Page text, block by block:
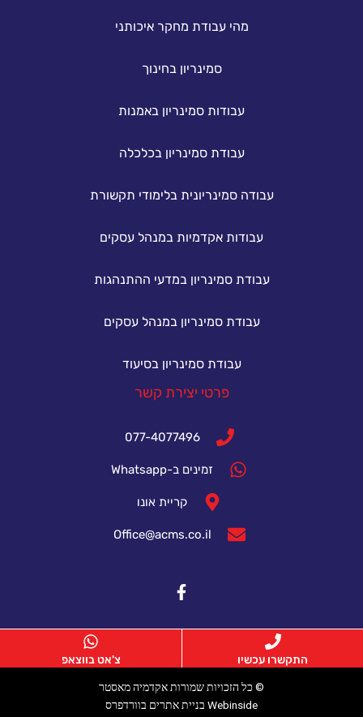
מהי עבודת מחקר איכותני
סמינריון בחינוך
עבודות סמינריון באמנות
עבודת סמינריון בכלכלה
עבודה סמינריונית בלימודי תקשורת
עבודות אקדמיות במנהל עסקים
עבודת סמינריון במדעי ההתנהגות
עבודת סמינריון במנהל עסקים
עבודת סמינריון בסיעוד
פרטי יצירת קשר
077-4077496
זמינים ב-Whatsapp
קריית אונו
Office@acms.co.il
התקשרו עכשיו צ'אט בווצאפ
© כל הזכויות שמורות אקדמיה מאסטר
Webinside בניית אתרים בוורדפרס